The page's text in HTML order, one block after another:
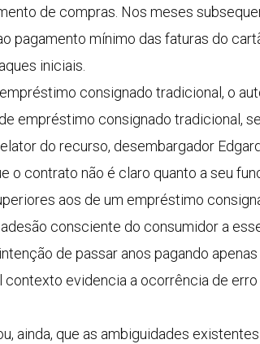
de compras. Nos meses
pagamento mínimo das faturas do
iniciais.
consignado tradicional, o
empréstimo consignado tradicional,
do recurso, desembargador
o contrato não é claro quanto a seu
aos de um empréstimo
adesão consciente do consumidor a
de passar anos pagando
contexto evidencia a ocorrência de
ainda, que as ambiguidades